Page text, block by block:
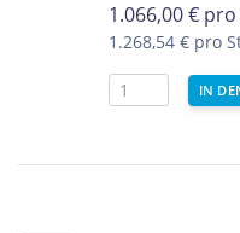
1.066,00€ pro
1.268,54 € pro